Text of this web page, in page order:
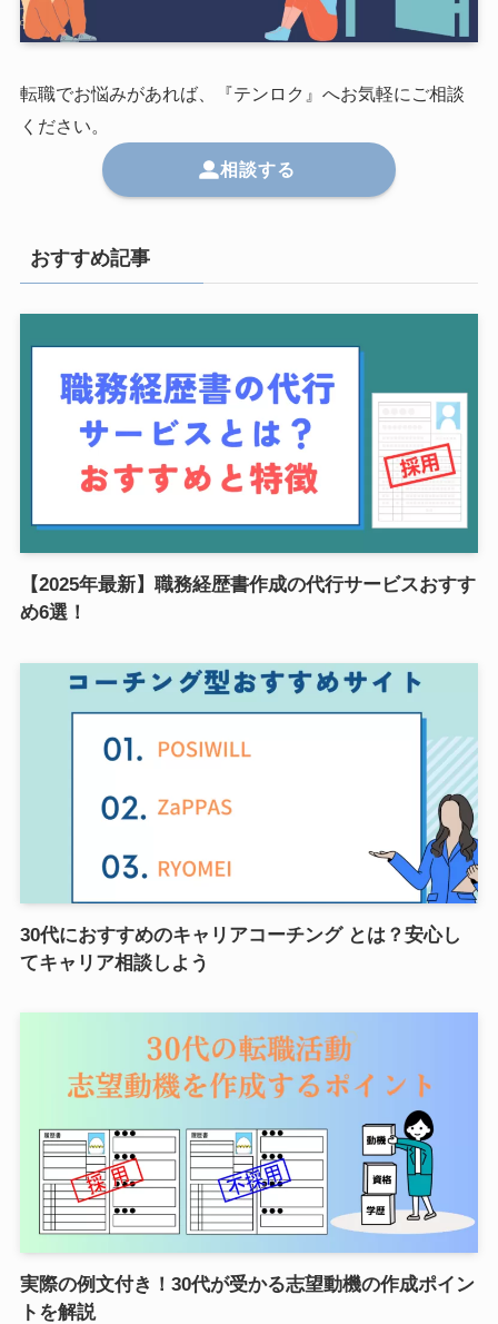
転職でお悩みがあれば、『テンロク』へお気軽にご相談
ください。
相談する
おすすめ記事
【2025年最新】職務経歴書作成の代行サービスおすす
め6選！
30代におすすめのキャリアコーチング とは？安心し
てキャリア相談しよう
実際の例文付き！30代が受かる志望動機の作成ポイン
トを解説